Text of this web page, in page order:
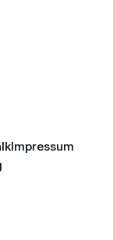
Impressum